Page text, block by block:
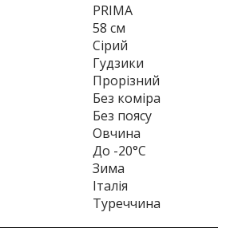
PRIMA
58 см
Сірий
Гудзики
Прорізний
Без коміра
Без поясу
Овчина
До -20°C
Зима
Італія
Туреччина